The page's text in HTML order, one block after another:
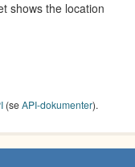
shows the location
(seAPI-dokumenter).